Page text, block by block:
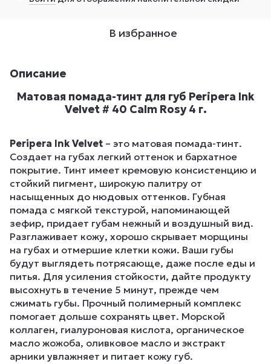
В избранное
Описание
Матовая помада-тинт для губ Peripera Ink
Velvet # 40 Calm Rosy 4 г.
Peripera Ink Velvet – это матовая помада-тинт.
Cоздает на губах легкий оттенок и бархатное
покрытие. Тинт имеет кремовую консистенцию и
стойкий пигмент, широкую палитру от
насыщенных до нюдовых оттенков. Губная
помада с мягкой текстурой, напоминающей
зефир, придает губам нежный и воздушный вид.
Разглаживает кожу, хорошо скрывает морщины
на губах и отмершие клетки кожи. Ваши губы
будут выглядеть потрясающе, даже после еды и
питья. Для усиления стойкости, дайте продукту
высохнуть в течение 5 минут, прежде чем
сжимать губы. Прочный полимерный комплекс
помогает дольше сохранять цвет. Морской
коллаген, гиалуроновая кислота, органическое
масло жожоба, оливковое масло и экстракт
арники увлажняет и питает кожу губ.